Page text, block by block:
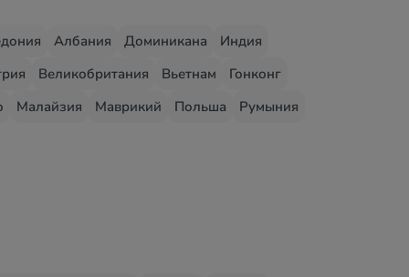
Албания Доминикана
Индия
Великобритания Вьетнам
Гонконг
Малайзия Маврикий Польша Румыния